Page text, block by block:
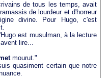
de tous les temps, avait
de lourdeur et d'horreur
divine. Pour Hugo, c'est
est musulman, à la lecture
lire...
mourut."
quasiment certain que notre